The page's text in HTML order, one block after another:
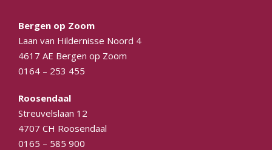
Bergen op Zoom
Laan van Hildernisse Noord 4
4617 AE Bergen op Zoom
0164 – 253 455
Roosendaal
Streuvelslaan 12
4707 CH Roosendaal
0165 – 585 900